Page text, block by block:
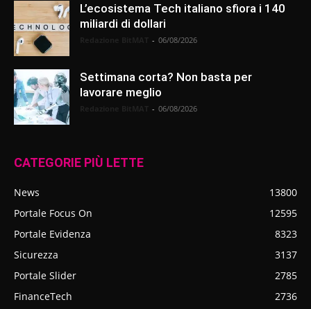
L’ecosistema Tech italiano sfiora i 140
miliardi di dollari
- 06/08/2026
Settimana corta? Non basta per
lavorare meglio
- 06/08/2026
CATEGORIE PIÙ LETTE
News
13800
Portale Focus On
12595
Portale Evidenza
8323
Sicurezza
3137
Portale Slider
2785
FinanceTech
2736